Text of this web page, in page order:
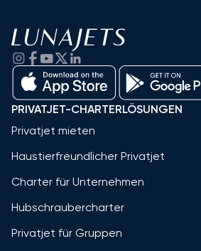
PRIVATJET-CHARTERLÖSUNGEN
Privatjet mieten
Haustierfreundlicher Privatjet
Charter für Unternehmen
Hubschraubercharter
Privatjet für Gruppen